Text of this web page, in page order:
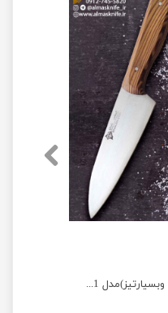
چاقوی آشپزخانه(خوش دست وبسیارتیز)مدل 6601